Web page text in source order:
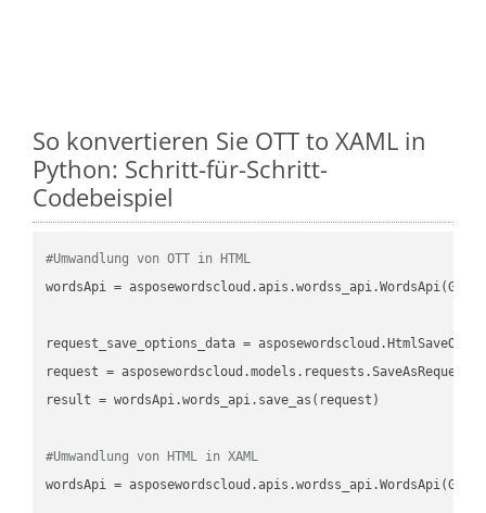
So konvertieren Sie OTT to XAML in
Python: Schritt-für-Schritt-
Codebeispiel
#Umwandlung von OTT in HTML
wordsApi =
request_save_options_data =
request
result = wordsApi.words_api.save_as(request)
#Umwandlung von HTML in XAML
wordsApi =